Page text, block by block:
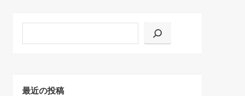
最近の投稿